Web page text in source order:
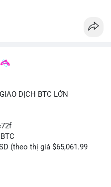
DỊCH BTC LỚN
(theo thị giá $65,061.99